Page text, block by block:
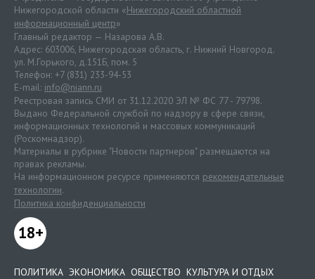
Нижегородской области «Нижегородский областной
информационный центр»
Главный редактор — Назарова А.В.
Адрес: 603006, Нижегородская область, г. Нижний Новгород.
ул. М.Горького, д.151Б, пом. 5
Телефон: +7 (831) 233-94-53
E-mail: info@niann.ru
Реестровая запись СМИ от 31.12.2020 ЭЛ № ФС 77 - 79798.
Выдано Федеральной службой по надзору в сфере связи,
информационных технологий и массовых коммуникаций
(Роскомнадзор).
Материалы в рубрике "Новости партнеров" размещаются на
правах рекламы.
На информационном ресурсе применяются рекомендательные
технологии.
Политика конфиденциальности
18+
ПОЛИТИКА ЭКОНОМИКА ОБЩЕСТВО КУЛЬТУРА И ОТДЫХ